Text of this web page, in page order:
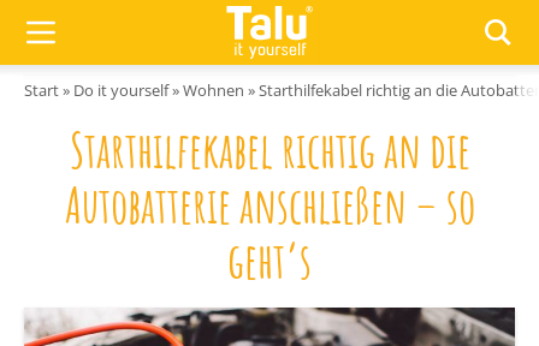
Start» Do it yourself»Wohnen »Starthilfekabel richtig an die
Starthilfekabel richtig an die
Autobatterie anschließen – so
geht’s